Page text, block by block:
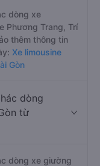
dòng xe
Phương Trang, Trí
thêm thông tin
Xe limousine
Gòn
dòng
từ
dòng xe giường